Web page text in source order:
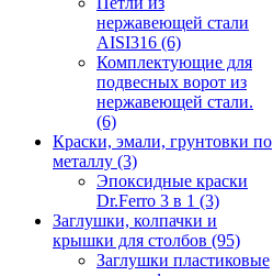
нержавеющей стали
AISI316 (6)
Комплектующие для
подвесных ворот из
нержавеющей стали.
(6)
Краски, эмали, грунтовки по
металлу (3)
Эпоксидные краски
Dr.Ferro 3 в 1 (3)
Заглушки, колпачки и
крышки для столбов (95)
Заглушки пластиковые